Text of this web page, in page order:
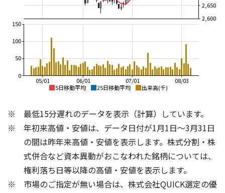
5日移動平均 25日移動平均 出来高(千)
08/03
07/01
06/01
05/01
2,600
2,650
0
50
100
150
2,000
2,400
2,600
2,800
3,000
100
1,000
2,000
2,500
3,000
200
最低15分遅れのデータを表示（計算）しています。
年初来高値・安値は、データ日付が1月1日～3月31日
の間は昨年来高値・安値を表示します。株式分割・株
式併合など資本異動がおこなわれた銘柄については、
権利落ち日等以降の高値・安値を表示します。
市場のご指定が無い場合は、株式会社QUICK選定の優